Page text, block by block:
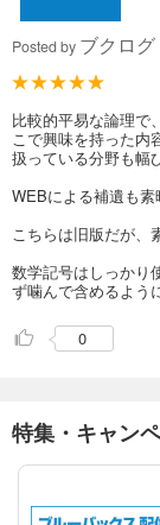
Posted by ブクログ
比較的平易な論理で
こで興味を持った内
扱っている分野も幅
WEBによる補遺も素
こちらは旧版だが、
数学記号はしっかり
ず噛んで含めるよう
0
特集・キャン